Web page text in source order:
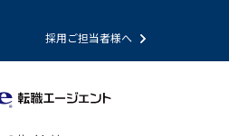
採用ご担当者様へ